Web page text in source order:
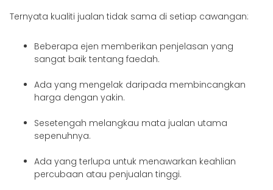
Ternyata kualiti jualan tidak sama di setiap cawangan:
Beberapa ejen memberikan penjelasan yang
sangat baik tentang faedah.
Ada yang mengelak daripada membincangkan
harga dengan yakin.
Sesetengah melangkau mata jualan utama
sepenuhnya.
Ada yang terlupa untuk menawarkan keahlian
percubaan atau penjualan tinggi.